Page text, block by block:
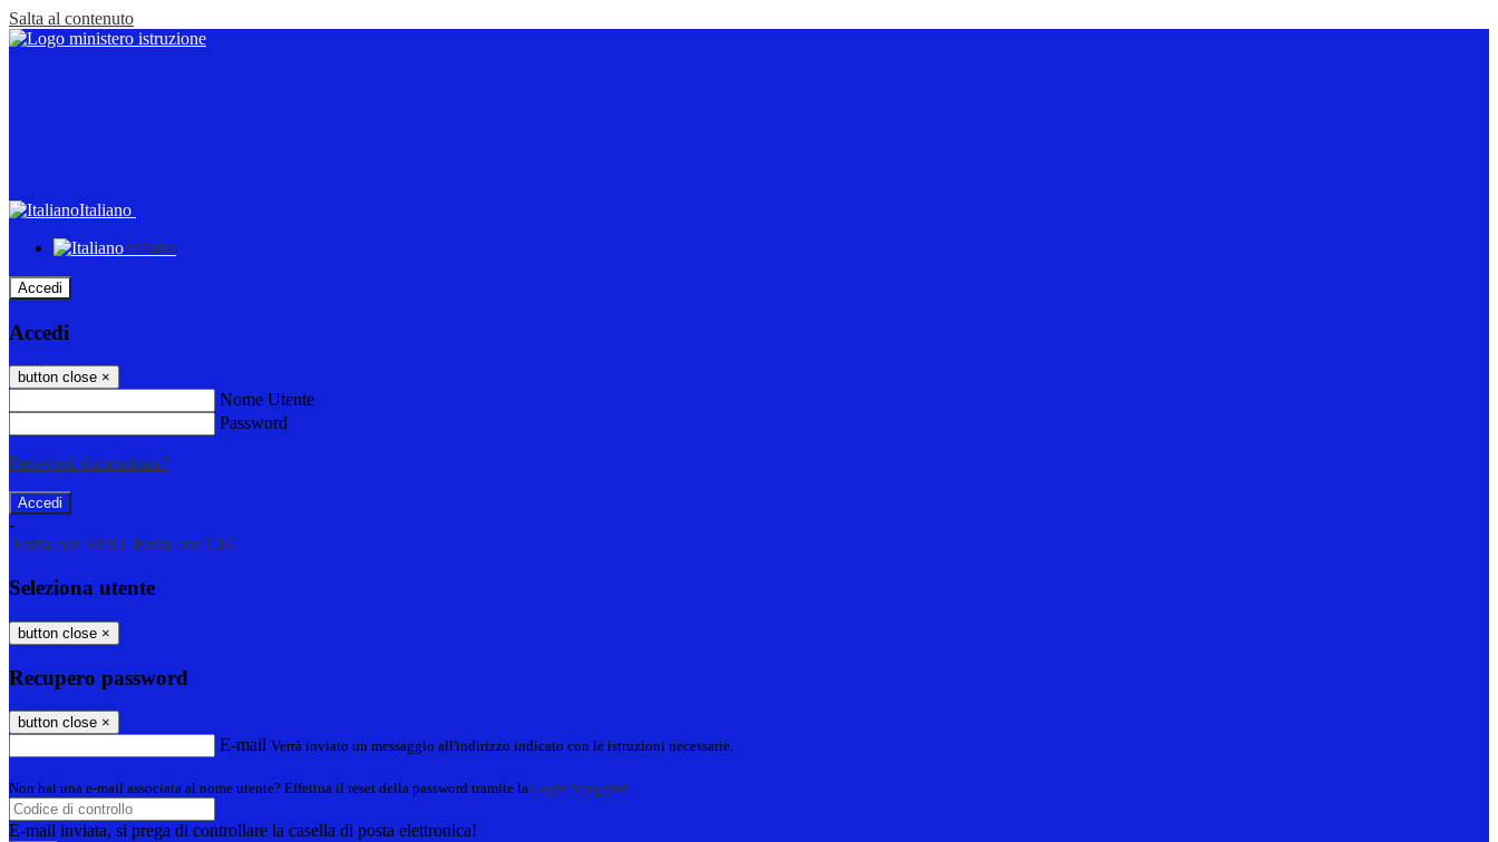
Salta al contenuto
Italiano
Italiano
Accedi
Accedi
button close ×
Nome Utente
Password
Password dimenticata?
-
Entra con SPID Entra con CIE
Seleziona utente
button close ×
Recupero password
button close ×
E-mail Verrà inviato un messaggio all'indirizzo indicato con le istruzioni necessarie.
Non hai una e-mail associata al nome utente? Effettua il reset della password tramite la Login Spaggiari
E-mail inviata, si prega di controllare la casella di posta elettronica!